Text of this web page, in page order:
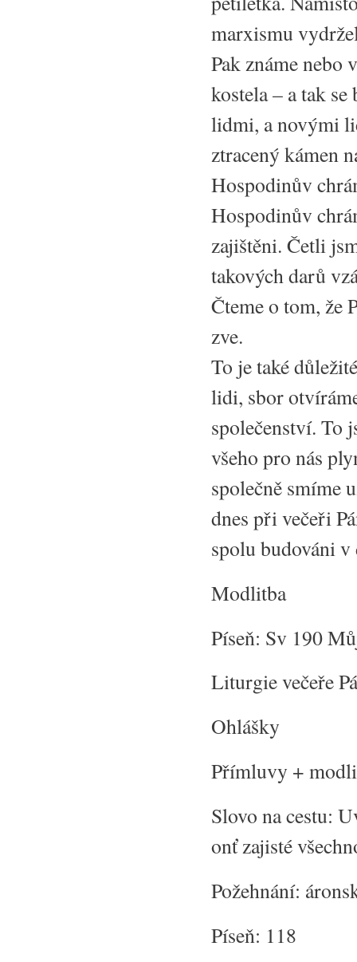
marxismu
Pak známe nebo
kostela – a tak
lidmi, a novými
ztracený kámen
Hospodinův
Hospodinův
zajištěni. Četli
takových darů
Čteme o tom, že
zve.
To je také
lidi, sbor
společenství. To
všeho pro nás
společně smíme
dnes při večeři
spolu budováni
Modlitba
Píseň: Sv 190
Liturgie večeře
Ohlášky
Přímluvy +
Slovo na cestu:
onť zajisté
Požehnání:
Píseň: 118